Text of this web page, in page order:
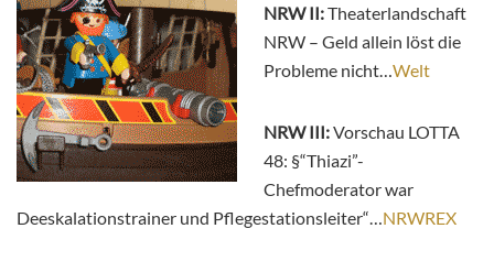
NRW II:Theaterlandschaft
NRW – Geld allein löst die
Probleme nicht…Welt
NRW III:Vorschau LOTTA
48: §“Thiazi”-
Chefmoderator war
Deeskalationstrainer und Pflegestationsleiter“…NRWREX